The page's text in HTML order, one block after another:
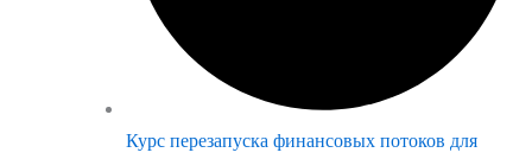
Курс перезапуска финансовых потоков для